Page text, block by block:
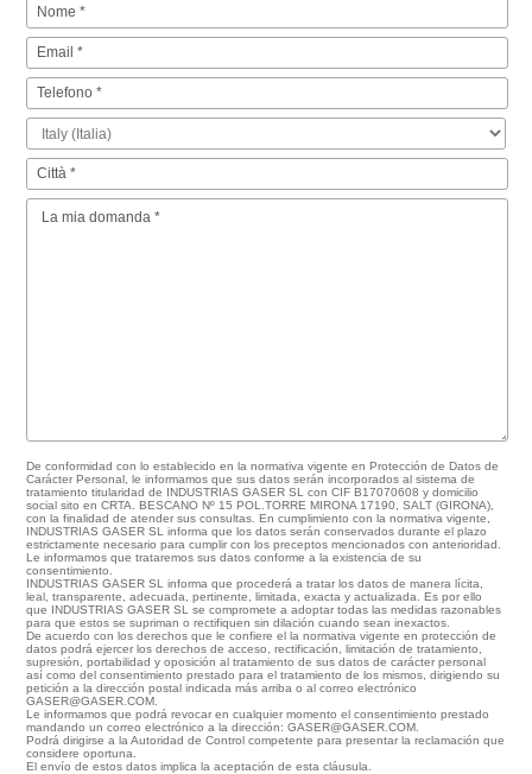
De conformidad con lo establecido en la normativa vigente en Protección de Datos de
Carácter Personal, le informamos que sus datos serán incorporados al sistema de
tratamiento titularidad de INDUSTRIAS GASER SL con CIF B17070608 y domicilio
social sito en CRTA. BESCANO Nº 15 POL.TORRE MIRONA 17190, SALT (GIRONA),
con la finalidad de atender sus consultas. En cumplimiento con la normativa vigente,
INDUSTRIAS GASER SL informa que los datos serán conservados durante el plazo
estrictamente necesario para cumplir con los preceptos mencionados con anterioridad.
Le informamos que trataremos sus datos conforme a la existencia de su
consentimiento.
INDUSTRIAS GASER SL informa que procederá a tratar los datos de manera lícita,
leal, transparente, adecuada, pertinente, limitada, exacta y actualizada. Es por ello
que INDUSTRIAS GASER SL se compromete a adoptar todas las medidas razonables
para que estos se supriman o rectifiquen sin dilación cuando sean inexactos.
De acuerdo con los derechos que le confiere el la normativa vigente en protección de
datos podrá ejercer los derechos de acceso, rectificación, limitación de tratamiento,
supresión, portabilidad y oposición al tratamiento de sus datos de carácter personal
así como del consentimiento prestado para el tratamiento de los mismos, dirigiendo su
petición a la dirección postal indicada más arriba o al correo electrónico
GASER@GASER.COM.
Le informamos que podrá revocar en cualquier momento el consentimiento prestado
mandando un correo electrónico a la dirección: GASER@GASER.COM.
Podrá dirigirse a la Autoridad de Control competente para presentar la reclamación que
considere oportuna.
El envío de estos datos implica la aceptación de esta cláusula.